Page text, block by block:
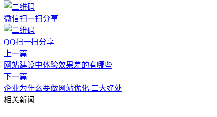
微信扫一扫分享
QQ扫一扫分享
上一篇
网站建设中体验效果差的有哪些
下一篇
企业为什么要做网站优化 三大好处
相关新闻